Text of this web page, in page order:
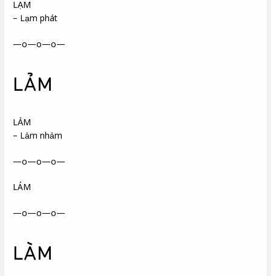
LẠM
– Lạm phát
—o—o—o—
LẢM
LẢM
– Lảm nhảm
—o—o—o—
LÁM
—o—o—o—
LÀM